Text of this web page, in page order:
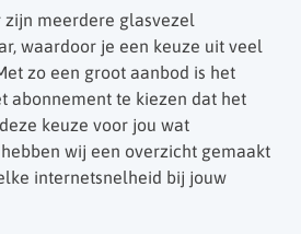
meerdere glasvezel
waardoor je een keuze uit veel
zo een groot aanbod is het
abonnement te kiezen dat het
keuze voor jou wat
wij een overzicht gemaakt
internetsnelheid bij jouw